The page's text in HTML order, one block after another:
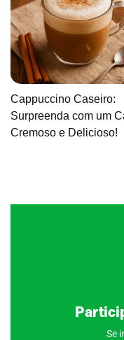
Cappuccino Caseiro:
Surpreenda com um
Cremoso e Delicioso!
Se